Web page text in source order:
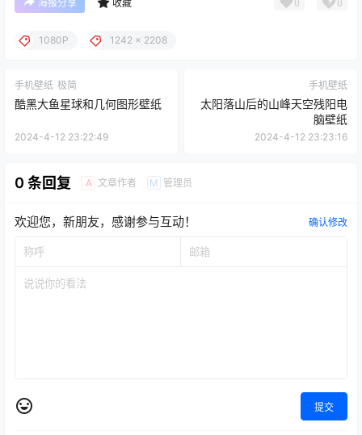
海报分享 收藏
1080P 1242 x 2208
手机壁纸 极简
酷黑大鱼星球和几何图形壁纸
2024-4-12 23:22:49
手机壁纸
太阳落山后的山峰天空残阳电
脑壁纸
2024-4-12 23:23:16
0 条回复 A 文章作者 M 管理员
欢迎您，新朋友，感谢参与互动！ 确认修改
提交